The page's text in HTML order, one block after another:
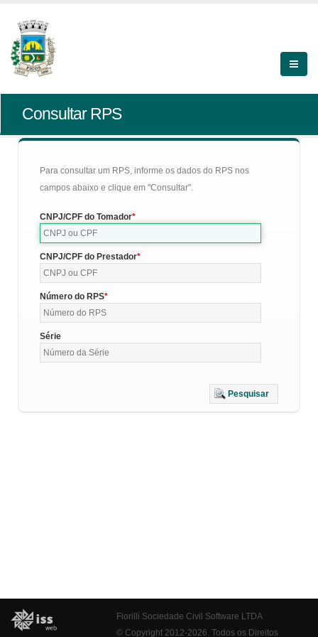
Consultar RPS
Para consultar um RPS, informe os dados do RPS nos
campos abaixo e clique em "Consultar".
CNPJ/CPF do Tomador
CNPJ/CPF do Prestador
Número do RPS
Série
Pesquisar
Fiorilli Sociedade Civil Software LTDA
© Copyright 2012-2026. Todos os Direitos